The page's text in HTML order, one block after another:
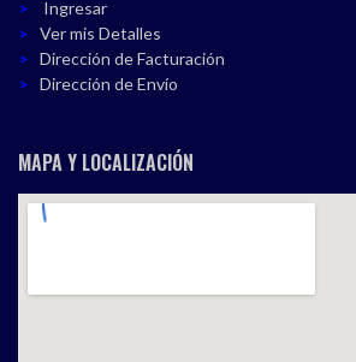
Ingresar
Ver mis Detalles
Dirección de Facturación
Dirección de Envío
MAPA Y LOCALIZACIÓN